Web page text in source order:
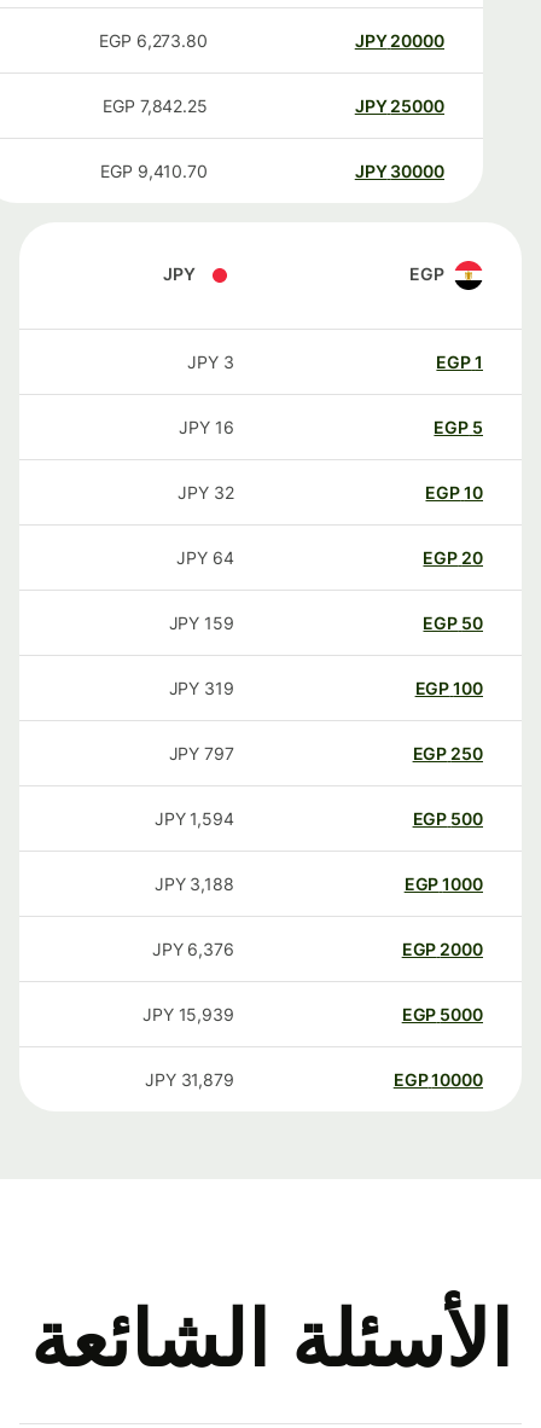
20000
JPY
6,273.80
EGP
25000
JPY
7,842.25
EGP
30000
JPY
9,410.70
EGP
EGP
JPY
EGP
JPY
EGP
JPY
EGP
32
JPY
20
EGP
64
JPY
50
EGP
159
JPY
100
EGP
319
JPY
250
EGP
797
JPY
500
EGP
1,594
JPY
1000
EGP
3,188
JPY
2000
EGP
6,376
JPY
5000
EGP
15,939
JPY
10000
EGP
31,879
JPY
الأسئلة الشائعة